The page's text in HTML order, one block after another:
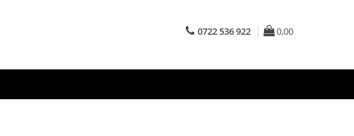
0722 536 922 0,00